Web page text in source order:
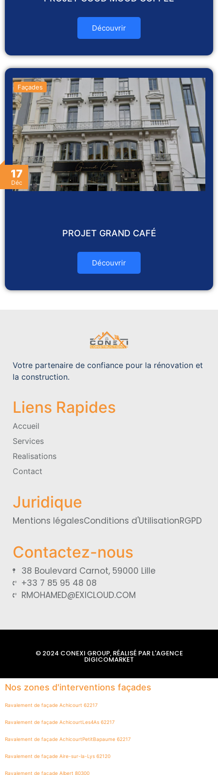
Découvrir
17
Déc
Façades
PROJET GRAND CAFÉ
Découvrir
Votre partenaire de confiance pour la rénovation et
la construction.
Liens Rapides
Accueil
Services
Realisations
Contact
Juridique
Mentions légalesConditions d'UtilisationRGPD
Contactez-nous
38 Boulevard Carnot, 59000 Lille
+33 7 85 95 48 08
RMOHAMED@EXICLOUD.COM
© 2024 CONEXI GROUP, RÉALISÉ PAR L'AGENCE
DIGICOMARKET
Nos zones d'interventions façades
Ravalement de façade Achicourt 62217
Ravalement de façade AchicourtLes4As 62217
Ravalement de façade AchicourtPetitBapaume 62217
Ravalement de façade Aire-sur-la-Lys 62120
Ravalement de façade Albert 80300